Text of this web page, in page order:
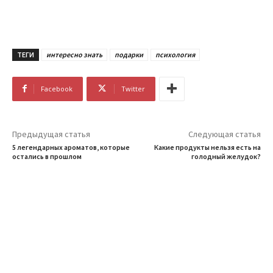
ТЕГИ интересно знать подарки психология
Facebook Twitter
Предыдущая статья
5 легендарных ароматов, которые
остались в прошлом
Следующая статья
Какие продукты нельзя есть на
голодный желудок?